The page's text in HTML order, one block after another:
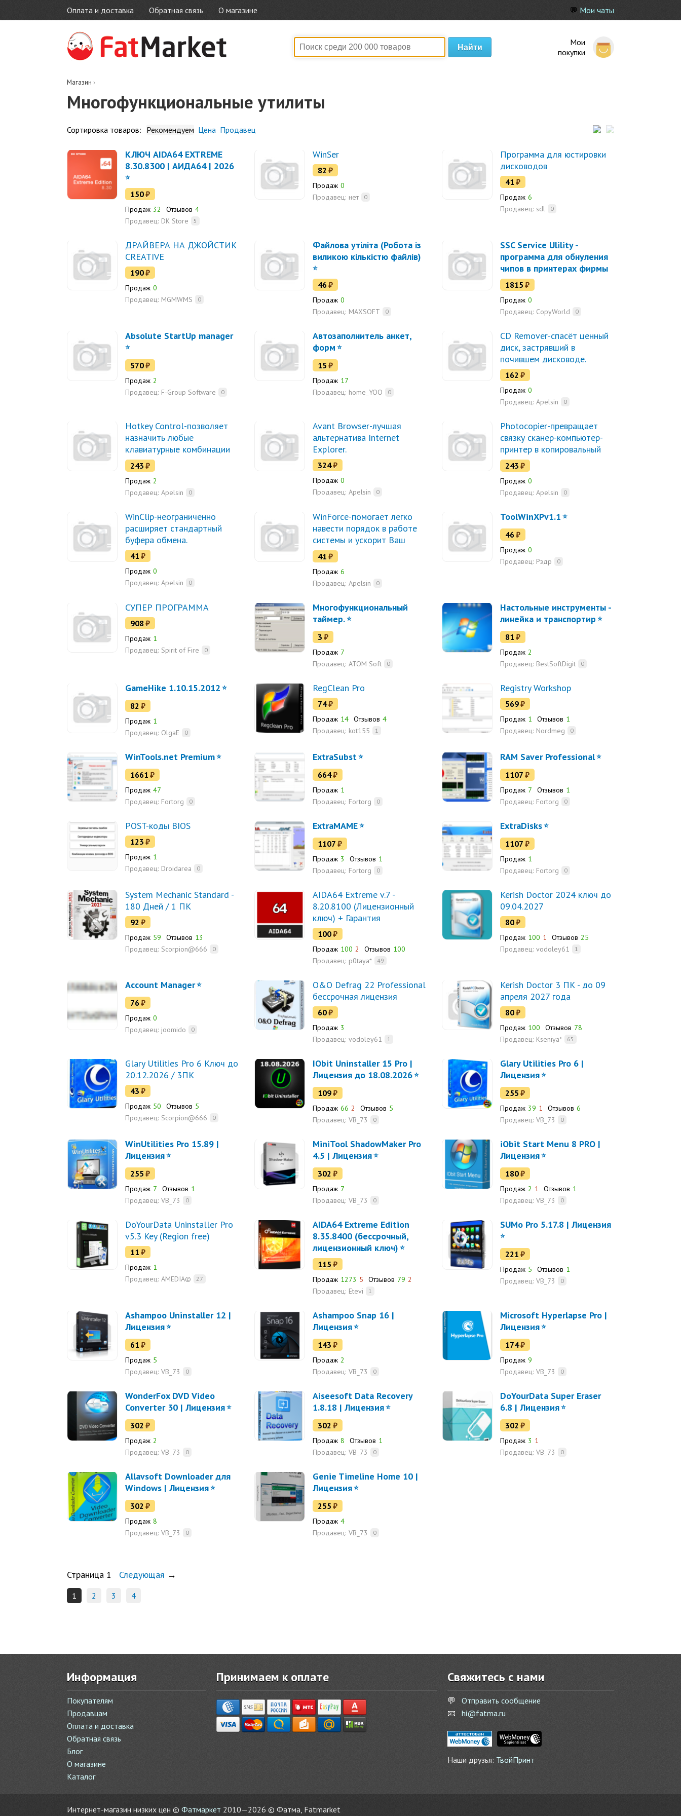
💬 Мои чаты
Оплата и доставка Обратная связь О магазине
Мои
покупки
Магазин ›
Mногофункциональные утилиты
Сортировка товаров: Рекомендуем Цена Продавец
КЛЮЧ AIDA64 EXTREME
8.30.8300 | АИДА64 | 2026
150₽
Продаж 32 Отзывов 4
Продавец: DK Store 5
WinSer
82 ₽
Продаж 0
Продавец: нет 0
Программа для юстировки
дисководов
41 ₽
Продаж 6
Продавец: sdl 0
ДРАЙВЕРА НА ДЖОЙСТИК
CREATIVE
190₽
Продаж 0
Продавец: MGMWMS 0
Файлова утіліта (Робота із
виликою кількістю файлів)
46₽
Продаж 0
Продавец: MAXSOFT 0
SSC Service Ulility -
программа для обнуления
чипов в принтерах фирмы
Epson. Все модели.
1815 ₽
Продаж 0
Продавец: CopyWorld 0
Absolute StartUp manager
570₽
Продаж 2
Продавец: F-Group Software 0
Автозаполнитель анкет,
форм
15 ₽
Продаж 17
Продавец: home_YOO 0
CD Remover-спасёт ценный
диск, застрявший в
почившем дисководе.
162 ₽
Продаж 0
Продавец: Apelsin 0
Hotkey Control-позволяет
назначить любые
клавиатурные комбинации
для различных событий.
243 ₽
Продаж 2
Продавец: Apelsin 0
Avant Browser-лучшая
альтернатива Internet
Explorer.
324₽
Продаж 0
Продавец: Apelsin 0
Photocopier-превращает
связку сканер-компьютер-
принтер в копировальный
аппарат.
243 ₽
Продаж 0
Продавец: Apelsin 0
WinClip-неограниченно
расширяет стандартный
буфера обмена.
41 ₽
Продаж 0
Продавец: Apelsin 0
WinForce-помогает легко
навести порядок в работе
системы и ускорит Ваш
Windows.
41 ₽
Продаж 6
Продавец: Apelsin 0
ToolWinXPv1.1
46₽
Продаж 0
Продавец: Рздр 0
СУПЕР ПРОГРАММА
908 ₽
Продаж 1
Продавец: Spirit of Fire 0
Многофункциональный
таймер.
3 ₽
Продаж 7
Продавец: ATOM Soft 0
Настольные инструменты -
линейка и транспортир
81 ₽
Продаж 2
Продавец: BestSoftDigit 0
GameHike 1.10.15.2012
82 ₽
Продаж 1
Продавец: OlgaE 0
RegClean Pro
74₽
Продаж 14 Отзывов 4
Продавец: kot155 1
Registry Workshop
569₽
Продаж 1 Отзывов 1
Продавец: Nordmeg 0
WinTools.net Premium
1661 ₽
Продаж 47
Продавец: Fortorg 0
ExtraSubst
664₽
Продаж 1
Продавец: Fortorg 0
RAM Saver Professional
1107 ₽
Продаж 7 Отзывов 1
Продавец: Fortorg 0
POST-коды BIOS
123 ₽
Продаж 1
Продавец: Droidarea 0
ExtraMAME
1107 ₽
Продаж 3 Отзывов 1
Продавец: Fortorg 0
ExtraDisks
1107 ₽
Продаж 1
Продавец: Fortorg 0
System Mechanic Standard -
180 Дней / 1 ПК
92 ₽
Продаж 59 Отзывов 13
Продавец: Scorpion@666 0
AIDA64 Extreme v.7 -
8.20.8100 (Лицензионный
ключ) + Гарантия
100₽
Продаж 100 2 Отзывов 100
Продавец: p0taya* 49
Kerish Doctor 2024 ключ до
09.04.2027
80₽
Продаж 100 1 Отзывов 25
Продавец: vodoley61 1
Account Manager
76₽
Продаж 0
Продавец: joomido 0
O&O Defrag 22 Professional
бессрочная лицензия
60₽
Продаж 3
Продавец: vodoley61 1
Kerish Doctor 3 ПК - до 09
апреля 2027 года
80₽
Продаж 100 Отзывов 78
Продавец: Kseniya* 65
Glary Utilities Pro 6 Ключ до
20.12.2026 / 3ПК
43 ₽
Продаж 50 Отзывов 5
Продавец: Scorpion@666 0
IObit Uninstaller 15 Pro |
Лицензия до 18.08.2026
109₽
Продаж 66 2 Отзывов 5
Продавец: VB_73 0
Glary Utilities Pro 6 |
Лицензия
255 ₽
Продаж 39 1 Отзывов 6
Продавец: VB_73 0
WinUtilities Pro 15.89 |
Лицензия
255 ₽
Продаж 7 Отзывов 1
Продавец: VB_73 0
MiniTool ShadowMaker Pro
4.5 | Лицензия
302 ₽
Продаж 7
Продавец: VB_73 0
iObit Start Menu 8 PRO |
Лицензия
180₽
Продаж 2 1 Отзывов 1
Продавец: VB_73 0
DoYourData Uninstaller Pro
v5.3 Key (Region free)
11 ₽
Продаж 1
Продавец: AMEDIA© 27
AIDA64 Extreme Edition
8.35.8400 (бессрочный,
лицензионный ключ)
115 ₽
Продаж 1273 5 Отзывов 79 2
Продавец: Etevi 1
SUMo Pro 5.17.8 | Лицензия
221 ₽
Продаж 5 Отзывов 1
Продавец: VB_73 0
Ashampoo Uninstaller 12 |
Лицензия
61 ₽
Продаж 5
Продавец: VB_73 0
Ashampoo Snap 16 |
Лицензия
143 ₽
Продаж 2
Продавец: VB_73 0
Microsoft Hyperlapse Pro |
Лицензия
174₽
Продаж 9
Продавец: VB_73 0
WonderFox DVD Video
Converter 30 | Лицензия
302 ₽
Продаж 2
Продавец: VB_73 0
Aiseesoft Data Recovery
1.8.18 | Лицензия
302 ₽
Продаж 8 Отзывов 1
Продавец: VB_73 0
DoYourData Super Eraser
6.8 | Лицензия
302 ₽
Продаж 3 1
Продавец: VB_73 0
Allavsoft Downloader для
Windows | Лицензия
302 ₽
Продаж 8
Продавец: VB_73 0
Genie Timeline Home 10 |
Лицензия
255 ₽
Продаж 4
Продавец: VB_73 0
Страница 1 Следующая →
1 2 3 4
Информация
Покупателям
Продавцам
Оплата и доставка
Обратная связь
Блог
О магазине
Каталог
Принимаем к оплате Свяжитесь с нами
💬
Отправить сообщение
📧
hi@fatma.ru
Наши друзья: ТвойПринт
Интернет-магазин низких цен © Фатмаркет 2010—2026 © Фатма, Fatmarket